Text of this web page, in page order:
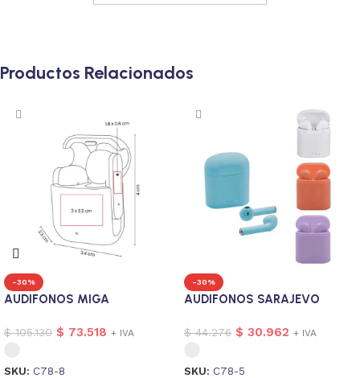
Productos Relacionados
-30%
AUDIFONOS MIGA
$105.130 $ 73.518 + IVA
SKU: C78-8
-30%
AUDIFONOS SARAJEVO
$44.276 $ 30.962 + IVA
SKU: C78-5